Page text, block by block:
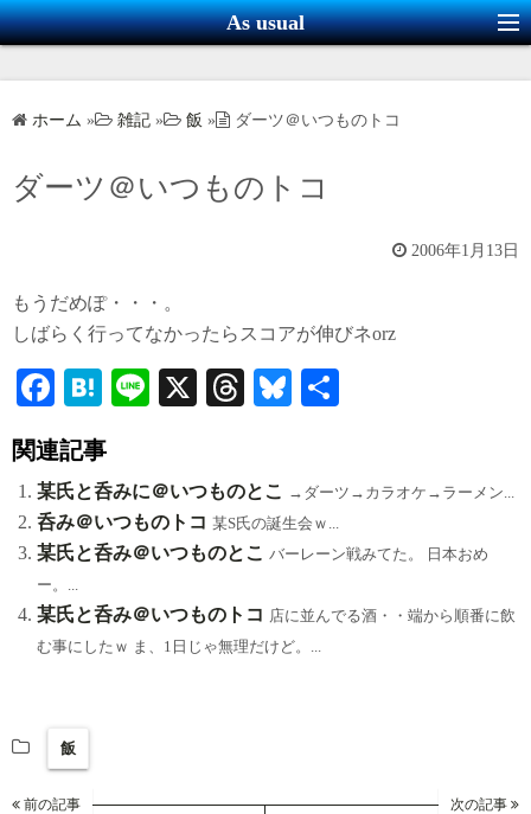
コ
ン
ス
As usual
ホーム » 雑記 » 飯 » ダーツ＠いつものトコ
ダーツ＠いつものトコ
2006年1月13日
もうだめぽ・・・。
しばらく行ってなかったらスコアが伸びネorz
Fa
bo
ok
H
en
a
Li
X
T
ds
Bl
y
関連記事
某氏と呑みに＠いつものとこ →ダーツ→カラオケ→ラーメン...
呑み＠いつものトコ 某S氏の誕生会ｗ...
某氏と呑み＠いつものとこ バーレーン戦みてた。 日本おめ
ー。...
某氏と呑み＠いつものトコ 店に並んでる酒・・端から順番に飲
む事にしたｗ ま、1日じゃ無理だけど。...
飯
前の記事 次の記事